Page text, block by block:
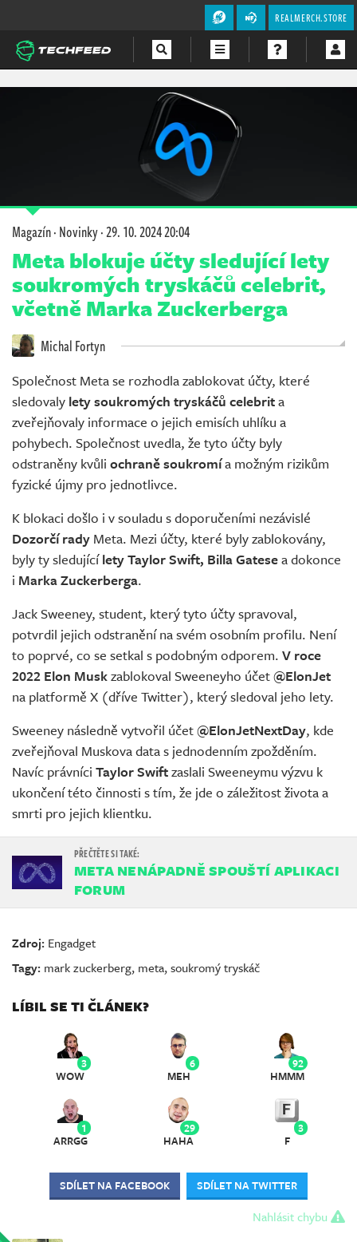
REALMERCH.STORE
Magazín·Novinky·29. 10. 2024 20:04
Meta blokuje účty sledující lety
soukromých tryskáčů celebrit,
včetně Marka Zuckerberga
Michal Fortyn
Společnost Meta se rozhodla zablokovat účty, které
sledovaly lety soukromých tryskáčů celebrita
zveřejňovaly informace o jejich emisích uhlíku a
pohybech. Společnost uvedla, že tyto účty byly
odstraněny kvůli ochraně soukromía možným rizikům
fyzické újmy pro jednotlivce.
K blokaci došlo i v souladu s doporučeními nezávislé
Dozorčí rady Meta. Mezi účty, které byly zablokovány,
byly ty sledujícílety Taylor Swift, Billa Gatesea dokonce
i Marka Zuckerberga.
Jack Sweeney, student, který tyto účty spravoval,
potvrdil jejich odstranění na svém osobním profilu. Není
to poprvé, co se setkal s podobným odporem. V roce
2022 Elon Muskzablokoval Sweeneyho účet@ElonJet
na platformě X (dříve Twitter), který sledoval jeho lety.
Sweeney následně vytvořil účet@ElonJetNextDay, kde
zveřejňoval Muskova data s jednodenním zpožděním.
Navíc právníci Taylor Swiftzaslali Sweeneymu výzvu k
ukončení této činnosti s tím, že jde o záležitost života a
smrti pro jejich klientku.
META NENÁPADNĚ SPOUŠTÍ APLIKACI
FORUM
Zdroj: Engadget
Tagy: mark zuckerberg, meta,soukromý tryskáč
LÍBIL SE TI ČLÁNEK?
3
WOW
6
MEH
92
HMMM
1
ARRGG
29
HAHA
3
F
SDÍLET NA FACEBOOK SDÍLET NA TWITTER
Nahlásit chybu